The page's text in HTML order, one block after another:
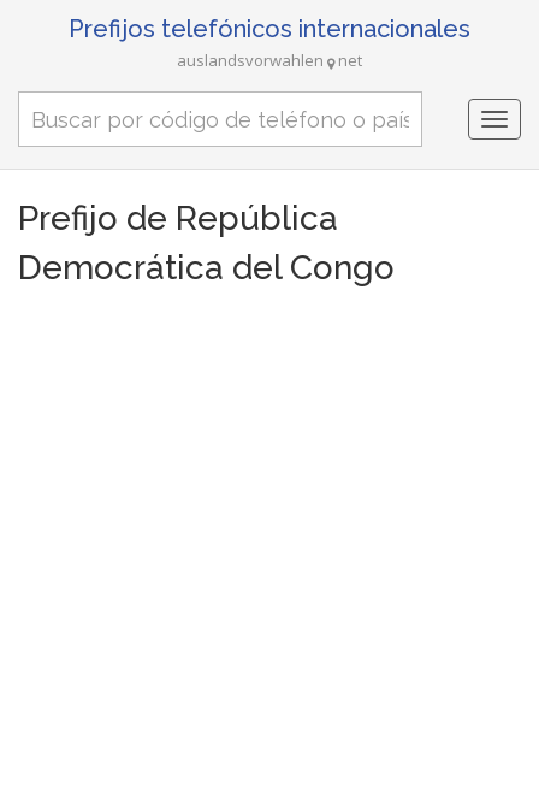
Prefijos telefónicos internacionales
auslandsvorwahlen net
Prefijo de República
Democrática del Congo